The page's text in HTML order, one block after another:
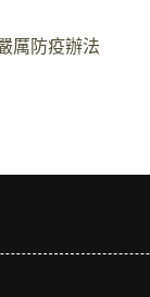
厲防疫辦法